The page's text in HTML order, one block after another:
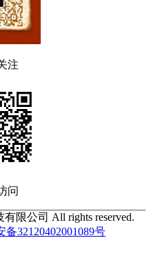
注
问
限公司 All rights reserved.
备32120402001089号